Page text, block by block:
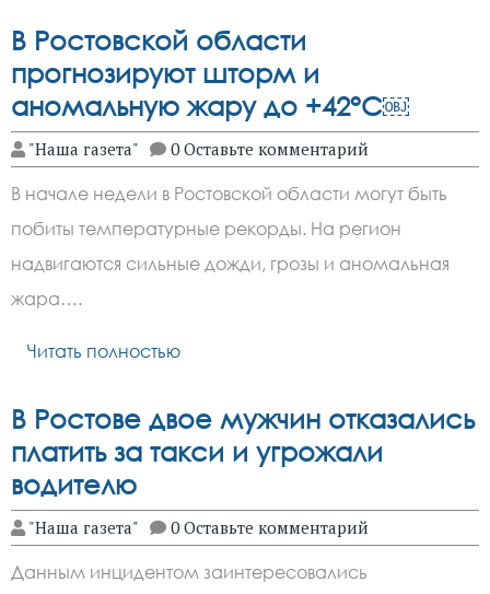
В Ростовской области
прогнозируют шторм и
аномальную жару до +42°C￼
"Наша газета" 0 Оставьте комментарий
В начале недели в Ростовской области могут быть
побиты температурные рекорды. На регион
надвигаются сильные дожди, грозы и аномальная
жара….
Читать полностью
В Ростове двое мужчин отказались
платить за такси и угрожали
водителю
"Наша газета" 0 Оставьте комментарий
Данным инцидентом заинтересовались